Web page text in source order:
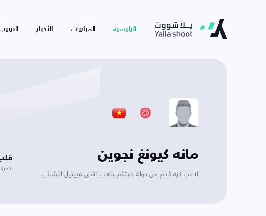
الرئيسية المباريات الأخبار الترتيب
مانه كيونغ نجوين
لاعب كرة قدم من دولة فيتنام يلعب لنادي فييتيل للشباب